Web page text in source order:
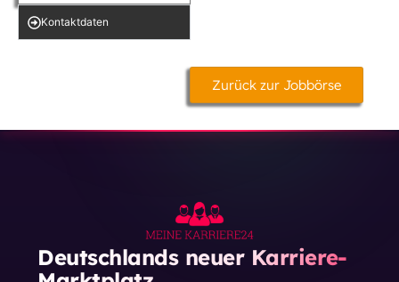
Kontakt­daten
Zurück zur Jobbörse
Deutschlands neuer Karriere-